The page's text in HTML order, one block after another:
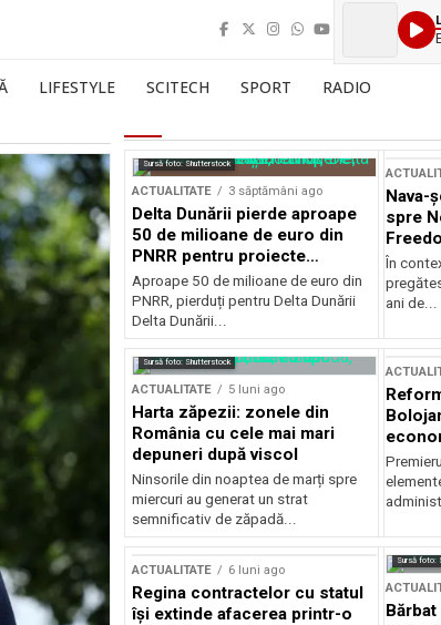
LIFESTYLE SCITECH SPORT RADIO
Sursă foto: Shutterstock
ACTUALITATE 3 săptămâni ago
Delta Dunării pierde aproape
50 de milioane de euro din
PNRR pentru proiecte
esențiale
Aproape 50 de milioane de euro din
PNRR, pierduți pentru Delta Dunării
Delta Dunării...
Nava-
spre
În
ani de...
Sursă foto: Shutterstock
ACTUALITATE 5 luni ago
Harta zăpezii: zonele din
România cu cele mai mari
depuneri după viscol
Ninsorile din noaptea de marți spre
miercuri au generat un strat
semnificativ de zăpadă...
ACTUALITATE 6 luni ago
Regina contractelor cu statul
își extinde afacerea printr-o
Sursă foto: